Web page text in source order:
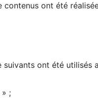
ont été
ont été utilisés
;